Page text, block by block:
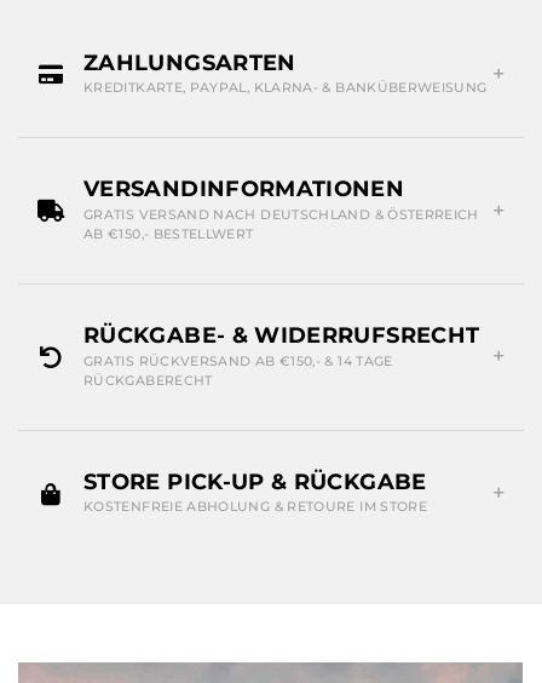
ZAHLUNGSARTEN
KREDITKARTE, PAYPAL, KLARNA- & BANKÜBERWEISUNG
VERSANDINFORMATIONEN
GRATIS VERSAND NACH DEUTSCHLAND & ÖSTERREICH
AB €150,- BESTELLWERT
RÜCKGABE- & WIDERRUFSRECHT
GRATIS RÜCKVERSAND AB €150,- & 14 TAGE
RÜCKGABERECHT
STORE PICK-UP & RÜCKGABE
KOSTENFREIE ABHOLUNG & RETOURE IM STORE